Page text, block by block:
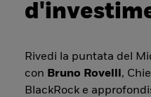
Rivedi la puntata del
con Bruno Rovelli,
BlackRock e